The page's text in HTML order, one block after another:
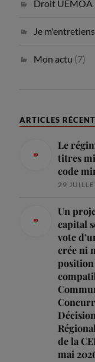
Droit UEMOA
Je m'entretiens
Mon actu (7)
ARTICLES
Le
titres
code
29
Un
capital
vote
crée ni
de la
mai